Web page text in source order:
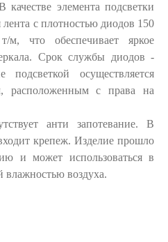
элемента подсветки
лента с плотностью диодов 150
что обеспечивает яркое
Срок службы диодов -
осуществляется
расположенным с права на
анти запотевание. В
крепеж. Изделие прошло
и может использоваться в
воздуха.